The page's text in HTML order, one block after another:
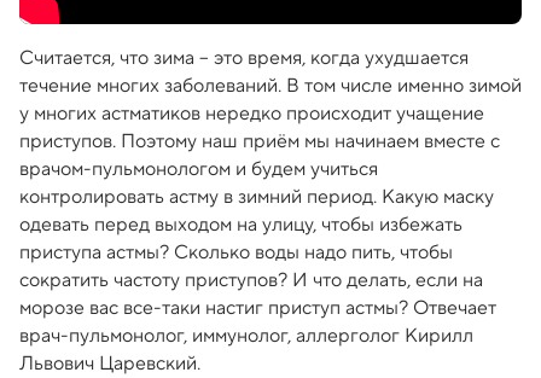
Считается, что зима – это время, когда ухудшается
течение многих заболеваний. В том числе именно зимой
у многих астматиков нередко происходит учащение
приступов. Поэтому наш приём мы начинаем вместе с
врачом-пульмонологом и будем учиться
контролировать астму в зимний период. Какую маску
одевать перед выходом на улицу, чтобы избежать
приступа астмы? Сколько воды надо пить, чтобы
сократить частоту приступов? И что делать, если на
морозе вас все-таки настиг приступ астмы? Отвечает
врач-пульмонолог, иммунолог, аллерголог Кирилл
Львович Царевский.